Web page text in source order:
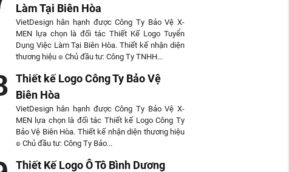
Làm Tại Biên Hòa
VietDesign hân hạnh được Công Ty Bảo Vệ X-
MEN lựa chọn là đối tác Thiết Kế Logo Tuyển
Dụng Việc Làm Tại Biên Hòa. Thiết kế nhận diện
thương hiệu ๏ Chủ đầu tư: Công Ty TNHH...
Thiết kế Logo Công Ty Bảo Vệ
Biên Hòa
VietDesign hân hạnh được Công Ty Bảo Vệ X-
MEN lựa chọn là đối tác Thiết kế Logo Công Ty
Bảo Vệ Biên Hòa. Thiết kế nhận diện thương hiệu
๏ Chủ đầu tư: Công Ty Bảo...
Thiết Kế Logo Ô Tô Bình Dương